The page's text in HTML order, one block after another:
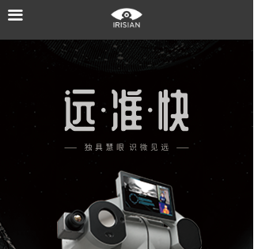
끀
首页
核心技术
解决方案
关于聚虹
联系我们